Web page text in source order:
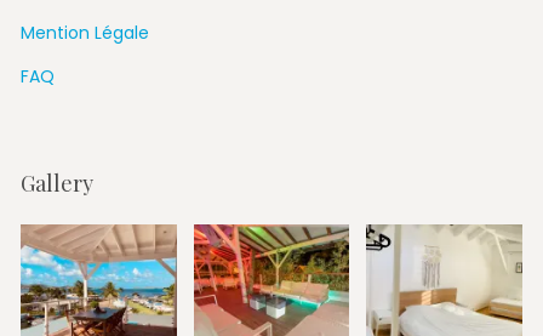
Mention Légale
FAQ
Gallery